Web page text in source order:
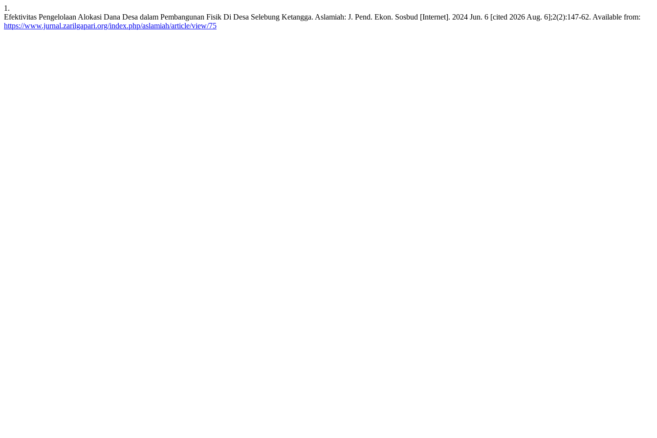
1.
Efektivitas Pengelolaan Alokasi Dana Desa dalam Pembangunan Fisik Di Desa Selebung Ketangga. Aslamiah: J. Pend. Ekon. Sosbud [Internet]. 2024 Jun. 6 [cited 2026 Aug. 6];2(2):147-62. Available from:
https://www.jurnal.zarilgapari.org/index.php/aslamiah/article/view/75